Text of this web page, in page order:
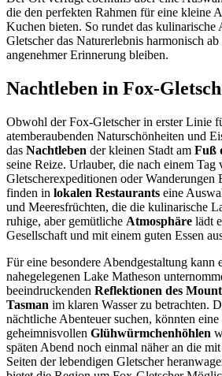
die den perfekten Rahmen für eine kleine
Kuchen bieten. So rundet das kulinarische
Gletscher das Naturerlebnis harmonisch
angenehmer Erinnerung bleiben.
Nachtleben in Fox-
Obwohl der Fox-Gletscher in erster Linie
atemberaubenden Naturschönheiten und
das Nachtleben der kleinen Stadt am Fuß
seine Reize. Urlauber, die nach einem Tag
Gletscherexpeditionen oder Wanderungen
finden in lokalen Restaurants eine
und Meeresfrüchten, die die kulinarische
ruhige, aber gemütliche Atmosphäre lädt
Gesellschaft und mit einem guten Essen
Für eine besondere Abendgestaltung kann
nahegelegenen Lake Matheson
beeindruckenden Reflektionen des
Tasman im klaren Wasser zu betrachten.
nächtliche Abenteuer suchen, könnten
geheimnisvollen Glühwürmchenhöhlen
späten Abend noch einmal näher an die
Seiten der lebendigen Gletscher